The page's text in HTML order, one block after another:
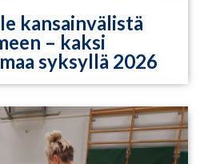
kansainvälistä
– kaksi
syksyllä 2026